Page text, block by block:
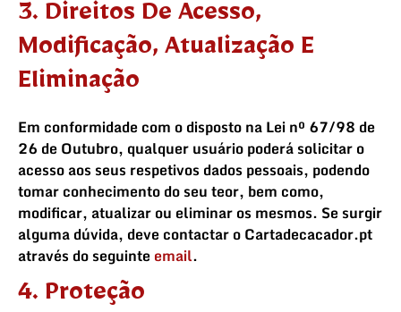
3. Direitos De Acesso,
Modificação, Atualização E
Eliminação
Em conformidade com o disposto na Lei nº 67/98 de
26 de Outubro, qualquer usuário poderá solicitar o
acesso aos seus respetivos dados pessoais, podendo
tomar conhecimento do seu teor, bem como,
modificar, atualizar ou eliminar os mesmos. Se surgir
alguma dúvida, deve contactar o Cartadecacador.pt
através do seguinteemail.
4. Proteção